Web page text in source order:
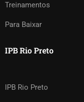
Treinamentos
Para Baixar
IPB Rio Preto
IPB Rio Preto